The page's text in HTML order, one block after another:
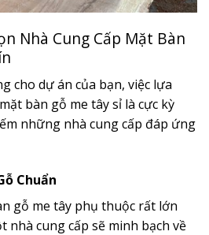
Nhà Cung Cấp Mặt Bàn
cho dự án của bạn, việc lựa
bàn gỗ me tây sỉ là cực kỳ
những nhà cung cấp đáp ứng
Chuẩn
gỗ me tây phụ thuộc rất lớn
nhà cung cấp sẽ minh bạch về